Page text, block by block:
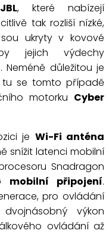
JBL, které nabízejí
tak rozliší nízké,
ukryty v kovové
jejich výdechy
Neméně důležitou je
se tomto případě
motorku Cyber
je Wi-Fi anténa
snížit latenci mobilní
Snadragon
mobilní připojení.
pro ovládání
výkon
ovládání až